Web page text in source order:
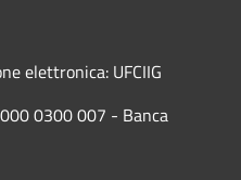
elettronica: UFCIIG
0300 007 - Banca